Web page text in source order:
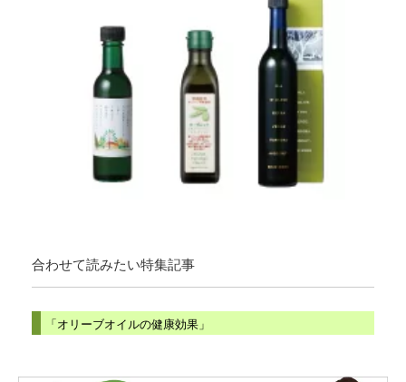
合わせて読みたい特集記事
「オリーブオイルの健康効果」